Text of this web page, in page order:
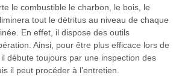
le combustible le charbon, le bois, le
tout le détritus au niveau de chaque
En effet, il dispose des outils
Ainsi, pour être plus efficace lors de
débute toujours par une inspection des
il peut procéder à l’entretien.